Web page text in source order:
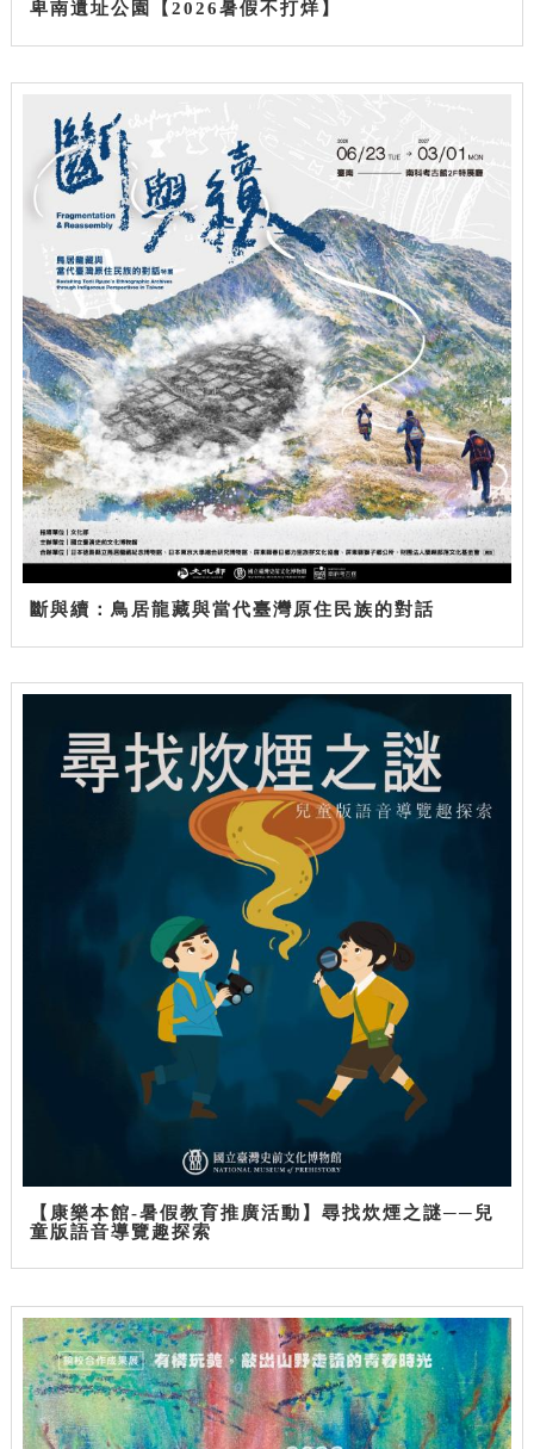
卑南遺址公園【2026暑假不打烊】
斷與續：鳥居龍藏與當代臺灣原住民族的對話
【康樂本館-暑假教育推廣活動】尋找炊煙之謎──兒
童版語音導覽趣探索